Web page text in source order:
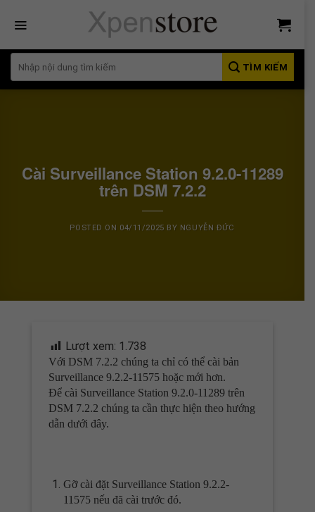
qua
dung
TÌM KIẾM
Cài Surveillance Station 9.2.0-11289
trên DSM 7.2.2
POSTED ON 04/11/2025 BY NGUYỄN ĐỨC
Lượt xem: 1.738
Với DSM 7.2.2 chúng ta chỉ có thể cài bản
Surveillance 9.2.2-11575 hoặc mới hơn.
Để cài Surveillance Station 9.2.0-11289 trên
DSM 7.2.2 chúng ta cần thực hiện theo hướng
dẫn dưới đây.
Gỡ cài đặt Surveillance Station 9.2.2-
11575 nếu đã cài trước đó.